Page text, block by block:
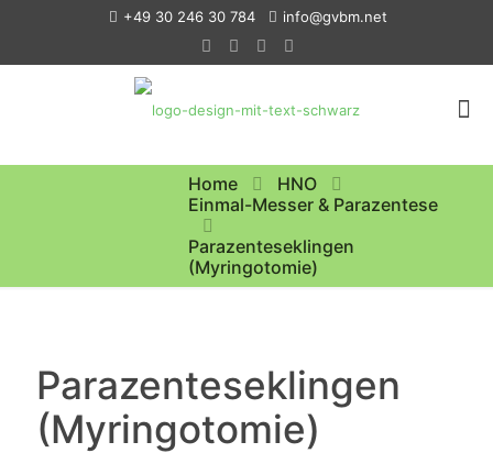
+49 30 246 30 784 info@gvbm.net
Home
HNO
Einmal-Messer & Parazentese
Parazenteseklingen
(Myringotomie)
Parazenteseklingen
(Myringotomie)